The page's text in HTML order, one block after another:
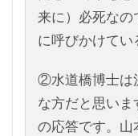
来に）必死なの
に呼びかけてい
②水道橋博士は
な方だと思い
の応答です。